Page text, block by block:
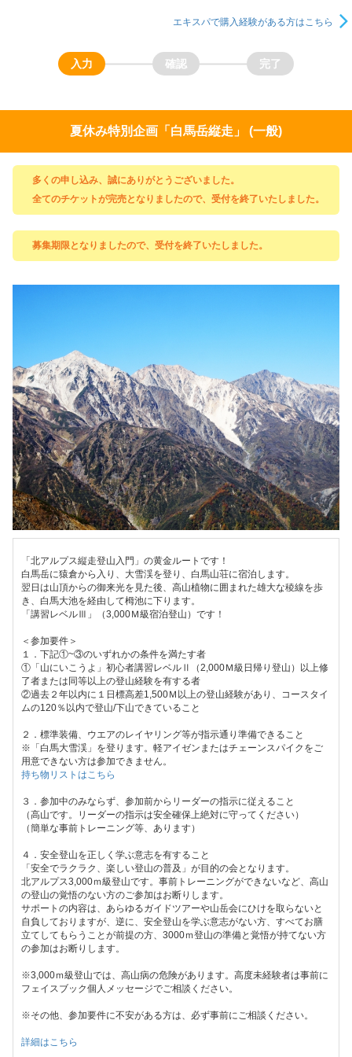
エキスパで購入経験がある方はこちら
夏休み特別企画「白馬岳縦走」 (一般)
多くの申し込み、誠にありがとうございました。
全てのチケットが完売となりましたので、受付を終了いたしました。
募集期限となりましたので、受付を終了いたしました。
「北アルプス縦走登山入門」の黄金ルートです！
白馬岳に猿倉から入り、大雪渓を登り、白馬山荘に宿泊します。
翌日は山頂からの御来光を見た後、高山植物に囲まれた雄大な稜線を歩
き、白馬大池を経由して栂池に下ります。
「講習レベルⅢ」（3,000Ｍ級宿泊登山）です！
＜参加要件＞
１．下記①~③のいずれかの条件を満たす者
①「山にいこうよ」初心者講習レベルⅡ（2,000Ｍ級日帰り登山）以上修
了者または同等以上の登山経験を有する者
②過去２年以内に１日標高差1,500Ｍ以上の登山経験があり、コースタイ
ムの120％以内で登山/下山できていること
２．標準装備、ウエアのレイヤリング等が指示通り準備できること
※「白馬大雪渓」を登ります。軽アイゼンまたはチェーンスパイクをご
用意できない方は参加できません。
持ち物リストはこちら
３．参加中のみならず、参加前からリーダーの指示に従えること
（高山です。リーダーの指示は安全確保上絶対に守ってください）
（簡単な事前トレーニング等、あります）
４．安全登山を正しく学ぶ意志を有すること
「安全でラクラク、楽しい登山の普及」が目的の会となります。
北アルプス3,000ｍ級登山です。事前トレーニングができないなど、高山
の登山の覚悟のない方のご参加はお断りします。
サポートの内容は、あらゆるガイドツアーや山岳会にひけを取らないと
自負しておりますが、逆に、安全登山を学ぶ意志がない方、すべてお膳
立てしてもらうことが前提の方、3000ｍ登山の準備と覚悟が持てない方
の参加はお断りします。
※3,000ｍ級登山では、高山病の危険があります。高度未経験者は事前に
フェイスブック個人メッセージでご相談ください。
※その他、参加要件に不安がある方は、必ず事前にご相談ください。
詳細はこちら